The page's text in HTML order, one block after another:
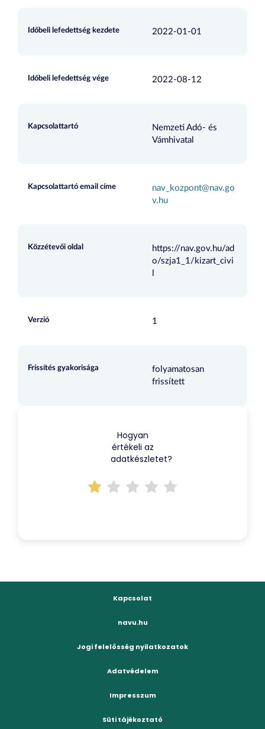
Időbeli lefedettség kezdete 2022-01-01
Időbeli lefedettség vége 2022-08-12
Kapcsolattartó
Nemzeti Adó- és
Vámhivatal
Kapcsolattartó email címe
nav_kozpont@nav.go
v.hu
Közzétevői oldal
https://nav.gov.hu/ad
o/szja1_1/kizart_civi
Verzió 1
Frissítés gyakorisága
folyamatosan
frissített
Hogyan
értékeli az
adatkészletet?
Kapcsolat
navu.hu
Jogi felelősség nyilatkozatok
Adatvédelem
Impresszum
Süti tájékoztató